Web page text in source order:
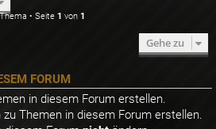
• Seite 1 von 1
Gehe zu
FORUM
in diesem Forum erstellen.
Themen in diesem Forum erstellen.